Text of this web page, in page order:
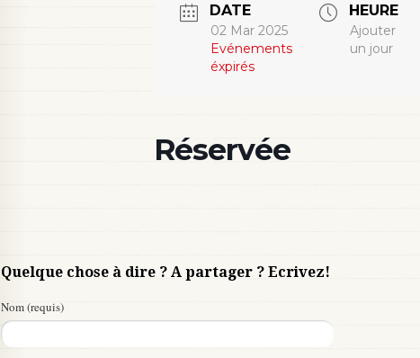
DATE
02 Mar 2025
Evénements
éxpirés
HEURE
Ajouter
un jour
Réservée
Quelque chose à dire ? A partager ? Ecrivez!
Nom (requis)